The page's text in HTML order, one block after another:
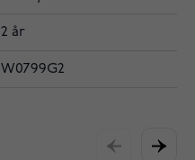
2 år
W0799G2